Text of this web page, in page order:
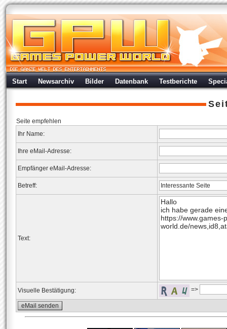
Start Newsarchiv Bilder Datenbank Testberichte
Seite empfehlen
Ihr Name:
Ihre eMail-Adresse:
Empfänger eMail-Adresse:
Betreff:
Text:
Visuelle Bestätigung: =>